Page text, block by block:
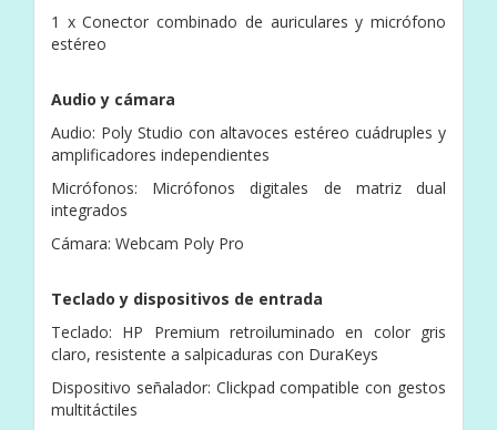
1 x Conector combinado de auriculares y micrófono
estéreo
Audio y cámara
Audio: Poly Studio con altavoces estéreo cuádruples y
amplificadores independientes
Micrófonos: Micrófonos digitales de matriz dual
integrados
Cámara: Webcam Poly Pro
Teclado y dispositivos de entrada
Teclado: HP Premium retroiluminado en color gris
claro, resistente a salpicaduras con DuraKeys
Dispositivo señalador: Clickpad compatible con gestos
multitáctiles